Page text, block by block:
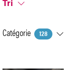
Catégorie 128